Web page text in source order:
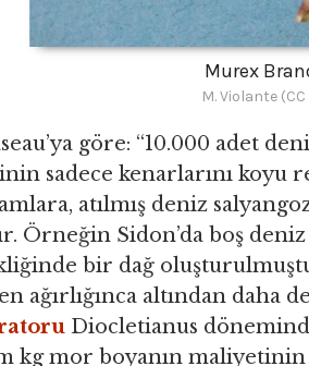
Murex
M. Violante (CC
göre: “10.000 adet
sadece kenarlarını koyu
atılmış deniz
Örneğin Sidon’da boş
bir dağ
ağırlığınca altından daha
Diocletianus
kg mor boyanın maliyetinin